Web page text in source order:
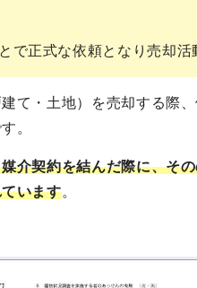
で正式な依頼となり売却活
て・土地）を売却する際
。
介契約を結んだ際に、そ
います。